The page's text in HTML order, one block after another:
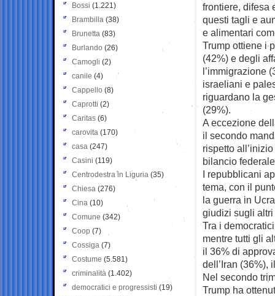
frontiere, difesa
questi tagli e
e alimentari
Trump ottiene i
(42%) e degli
l’immigrazione
israeliani e
riguardano la
(29%).
A eccezione
il secondo
rispetto
bilancio
I repubblicani
tema, con il
la guerra in
giudizi sugli altri
Tra i
mentre tutti gli
il 36% di
dell’Iran (36%),
Nel secondo
Trump ha
Bossi (1.221)
Brambilla (38)
Brunetta (83)
Burlando (26)
Camogli (2)
canile (4)
Cappello (8)
Caprotti (2)
Caritas (6)
carovita (170)
casa (247)
Casini (119)
Centrodestra in Liguria (35)
Chiesa (276)
Cina (10)
Comune (342)
Coop (7)
Cossiga (7)
Costume (5.581)
criminalità (1.402)
democratici e progressisti (19)